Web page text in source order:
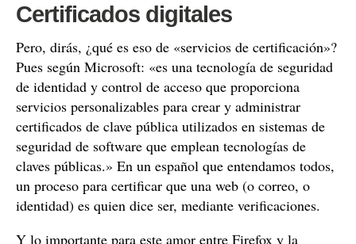
Certificados digitales
Pero, dirás, ¿qué es eso de «servicios de certificación»?
Pues según Microsoft: «es una tecnología de seguridad
de identidad y control de acceso que proporciona
servicios personalizables para crear y administrar
certificados de clave pública utilizados en sistemas de
seguridad de software que emplean tecnologías de
claves públicas.» En un español que entendamos todos,
un proceso para certificar que una web (o correo, o
identidad) es quien dice ser, mediante verificaciones.
Y lo importante para este amor entre Firefox y la